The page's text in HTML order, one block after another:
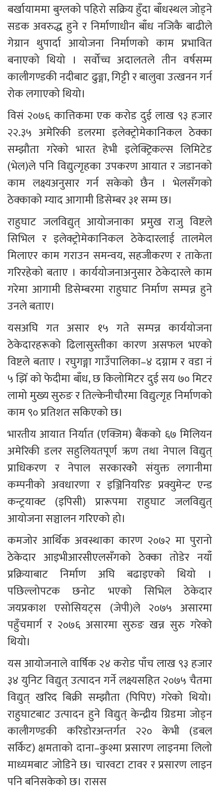
बर्खायाममा बुग्लको पहिरो सक्रिय हुँदा बाँधस्थल जोड्ने
सडक अवरुद्ध हुने र निर्माणाधीन बाँध नजिकै बाढीले
गेग्रान थुपार्दा आयोजना निर्माणको काम प्रभावित
बनाएको थियो । सर्वोच्च अदालतले तीन वर्षसम्म
कालीगण्डकी नदीबाट ढुङ्गा, गिट्टी र बालुवा उत्खनन गर्न
रोक लगाएको थियो।
विसं २०७६ कात्तिकमा एक करोड दुई लाख ९३ हजार
२२.३५ अमेरिकी डलरमा इलेक्ट्रोमेकानिकल ठेक्का
सम्झौता गरेको भारत हेभी इलेक्ट्रिकल्स लिमिटेड
(भेल)ले पनि विद्युत्गृहका उपकरण आयात र जडानको
काम लक्ष्यअनुसार गर्न सकेको छैन । भेलसँगको
ठेक्काको म्याद आगामी डिसेम्बर ३१ सम्म छ।
राहुघाट जलविद्युत् आयोजनाका प्रमुख राजु विष्टले
सिभिल र इलेक्ट्रोमेकानिकल ठेकेदारलाई तालमेल
मिलाएर काम गराउन समन्वय, सहजीकरण र ताकेता
गरिरहेको बताए । कार्ययोजनाअनुसार ठेकेदारले काम
गरेमा आगामी डिसेम्बरमा राहुघाट निर्माण सम्पन्न हुने
उनले बताए।
यसअघि गत असार १५ गते सम्पन्न कार्ययोजना
ठेकेदारहरूको ढिलासुस्तीका कारण असफल भएको
विष्टले बताए । रघुगङ्गा गाउँपालिका–४ दग्नाम र वडा नं
५ झिँ को फेदीमा बाँध, छ किलोमिटर दुई सय ७० मिटर
लामो मुख्य सुरुङ र तिल्केनीचौरमा विद्युत्गृह निर्माणको
काम ९० प्रतिशत सकिएको छ।
भारतीय आयात निर्यात (एक्जिम) बैंकको ६७ मिलियन
अमेरिकी डलर सहुलियतपूर्ण ऋण तथा नेपाल विद्युत्
प्राधिकरण र नेपाल सरकारकोे संयुक्त लगानीमा
कम्पनीको अवधारणा र इञ्जिनियरिङ प्रक्युमेन्ट एन्ड
कन्ट्रयाक्ट (इपिसी) प्रारूपमा राहुघाट जलविद्युत्
आयोजना सञ्चालन गरिएको हो।
कमजोर आर्थिक अवस्थाका कारण २०७२ मा पुरानो
ठेकेदार आइभीआरसीएलसँगको ठेक्का तोडेर नयाँ
प्रक्रियाबाट निर्माण अघि बढाइएको थियो ।
पछिल्लोपटक छनोट भएको सिभिल ठेकेदार
जयप्रकाश एसोसियट्स (जेपी)ले २०७५ असारमा
पहुँचमार्ग र २०७६ असारमा सुरुङ खन्न सुरु गरेको
थियो।
यस आयोजनाले वार्षिक २४ करोड पाँच लाख ९३ हजार
३४ युनिट विद्युत् उत्पादन गर्ने लक्ष्यसहित २०७५ चैतमा
विद्युत् खरिद बिक्री सम्झौता (पिपिए) गरेको थियो।
राहुघाटबाट उत्पादन हुने विद्युत् केन्द्रीय ग्रिडमा जोड्न
कालीगण्डकी करिडोरअन्तर्गत २२० केभी (डबल
सर्किट) क्षमताको दाना–कुश्मा प्रसारण लाइनमा लिलो
माध्यमबाट जोडिने छ। चारवटा टावर र प्रसारण लाइन
पनि बनिसकेको छ। रासस